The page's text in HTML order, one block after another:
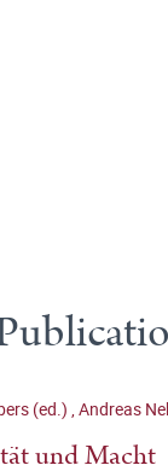
(ed.) ,Andreas
und Macht